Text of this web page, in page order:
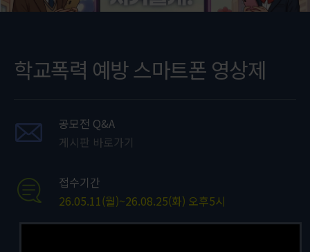
학교폭력 예방 스마트폰 영상제
공모전 Q&A
게시판 바로가기
접수기간
26.05.11(월)~26.08.25(화) 오후5시